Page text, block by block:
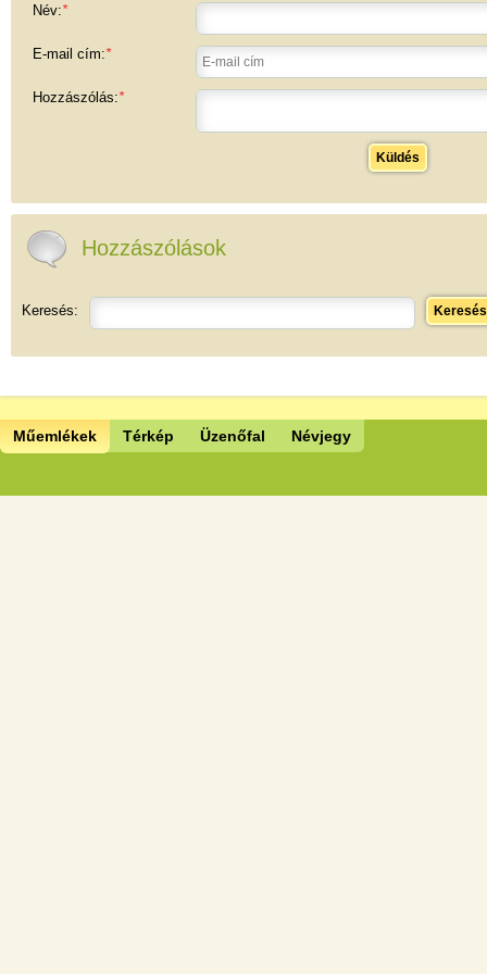
Név:*
E-mail cím:*
Hozzászólás:*
Küldés
Hozzászólások
Keresés: Keresés
Műemlékek Térkép Üzenőfal Névjegy